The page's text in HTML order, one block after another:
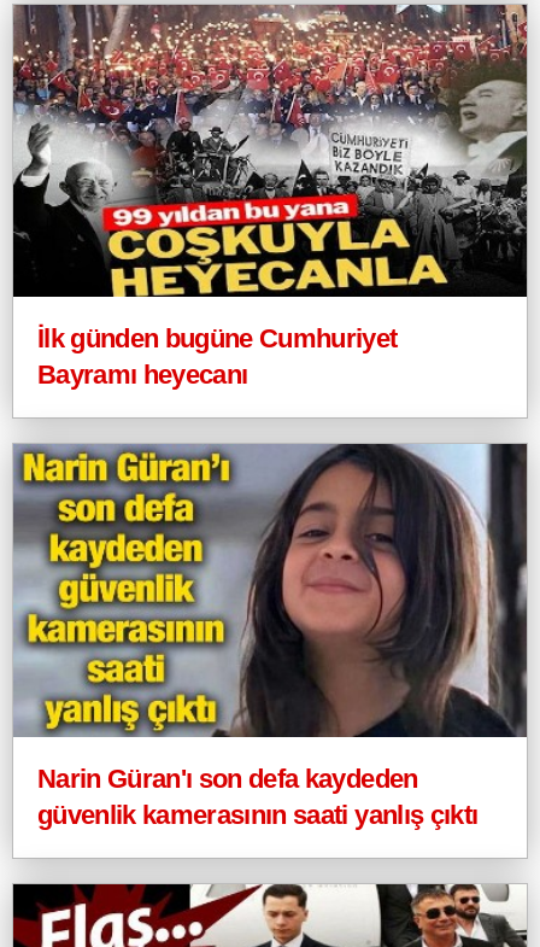
İlk günden bugüne Cumhuriyet
Bayramı heyecanı
Narin Güran'ı son defa kaydeden
güvenlik kamerasının saati yanlış çıktı